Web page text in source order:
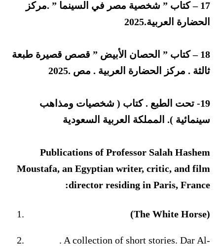
17 – كتاب ” شخصية مصر في السينما ” .مركز
الحضارة العربية.2025
18 – كتاب ” الحصان الأبيض ” قصص قصيرة طبعة
ثالثة . مركز الحضارة العربية . مص .2025
19- تحت الطبع . كتاب ( شخصيات ومذاهب
سينمائية ). المملكة العربية السعودية
Publications of Professor Salah Hashem
Moustafa, an Egyptian writer, critic, and film
director residing in Paris, France:
(The White Horse)
. A collection of short stories. Dar Al-